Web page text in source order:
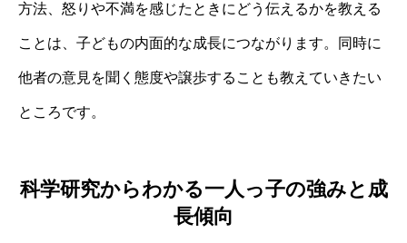
方法、怒りや不満を感じたときにどう伝えるかを教える
ことは、子どもの内面的な成長につながります。同時に
他者の意見を聞く態度や譲歩することも教えていきたい
ところです。
科学研究からわかる一人っ子の強みと成
長傾向